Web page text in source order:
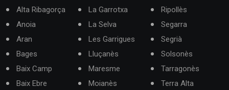
Alta Ribagorça
Anoia
Aran
Bages
Baix Camp
Baix Ebre
La Garrotxa
La Selva
Les Garrigues
Lluçanès
Maresme
Moianès
Ripollès
Segarra
Segrià
Solsonès
Tarragonès
Terra Alta